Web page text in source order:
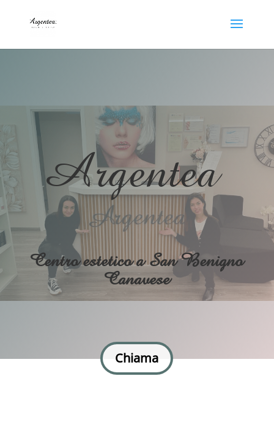
Argentea
Centro estetico a San Benigno
Canavese
Chiama